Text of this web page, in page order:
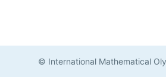
© International Mathematical